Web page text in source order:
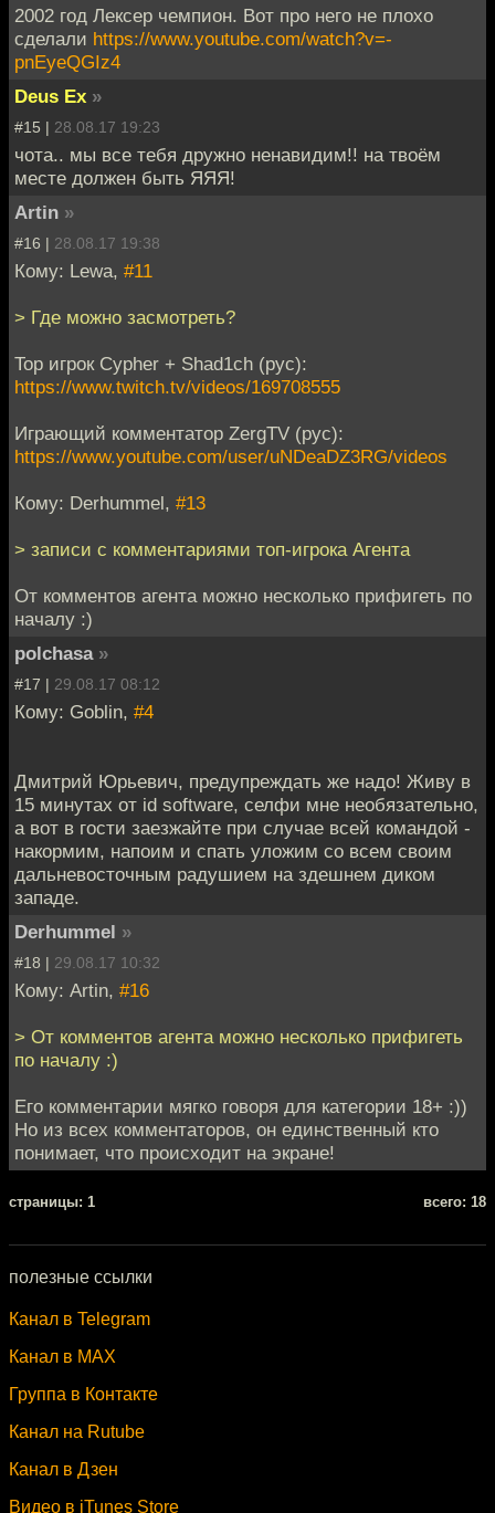
2002 год Лексер чемпион. Вот про него не плохо
сделали https://www.youtube.com/watch?v=-
pnEyeQGIz4
Deus Ex »
#15 | 28.08.17 19:23
чота.. мы все тебя дружно ненавидим!! на твоём
месте должен быть ЯЯЯ!
Artin »
#16 | 28.08.17 19:38
Кому: Lewa, #11
> Где можно засмотреть?
Top игрок Cypher + Shad1ch (рус):
https://www.twitch.tv/videos/169708555
Играющий комментатор ZergTV (рус):
https://www.youtube.com/user/uNDeaDZ3RG/videos
Кому: Derhummel, #13
> записи с комментариями топ-игрока Агента
От комментов агента можно несколько прифигеть по
началу :)
polchasa »
#17 | 29.08.17 08:12
Кому: Goblin, #4
Дмитрий Юрьевич, предупреждать же надо! Живу в
15 минутах от id software, селфи мне необязательно,
а вот в гости заезжайте при случае всей командой -
накормим, напоим и спать уложим со всем своим
дальневосточным радушием на здешнем диком
западе.
Derhummel »
#18 | 29.08.17 10:32
Кому: Artin, #16
> От комментов агента можно несколько прифигеть
по началу :)
Его комментарии мягко говоря для категории 18+ :))
Но из всех комментаторов, он единственный кто
понимает, что происходит на экране!
cтраницы: 1 всего: 18
полезные ссылки
Канал в Telegram
Канал в MAX
Группа в Контакте
Канал на Rutube
Канал в Дзен
Видео в iTunes Store